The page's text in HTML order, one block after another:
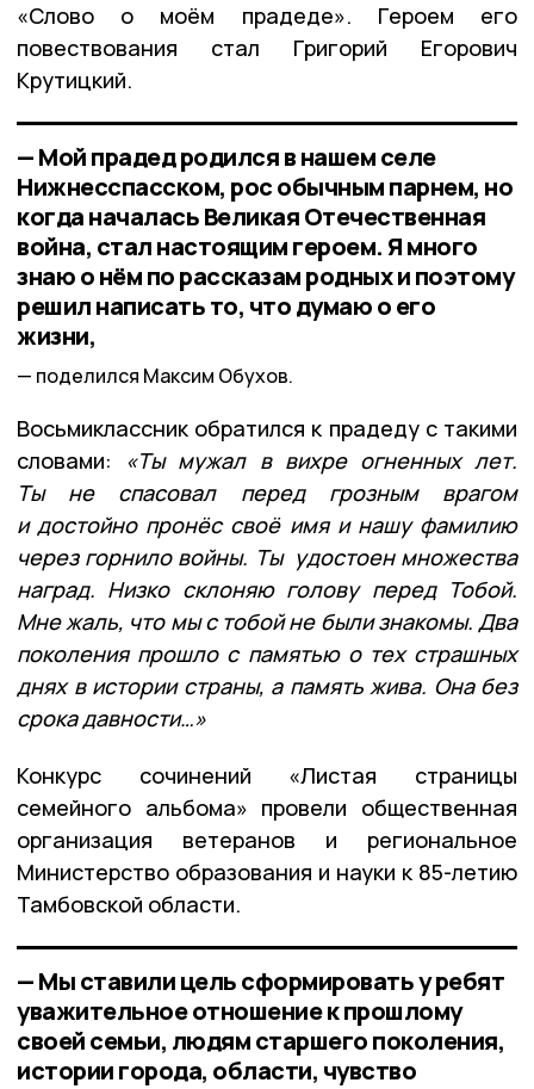
«Слово о моём прадеде». Героем его
повествования стал Григорий Егорович
Крутицкий.
— Мой прадед родился в нашем селе
Нижнесспасском, рос обычным парнем, но
когда началась Великая Отечественная
война, стал настоящим героем. Я много
знаю о нём по рассказам родных и поэтому
решил написать то, что думаю о его
жизни,
поделился Максим Обухов.
Восьмиклассник обратился к прадеду с такими
словами: «Ты мужал в вихре огненных лет.
Ты не спасовал перед грозным врагом
и достойно пронёс своё имя и нашу фамилию
через горнило войны. Ты удостоен множества
наград. Низко склоняю голову перед Тобой.
Мне жаль, что мы с тобой не были знакомы. Два
поколения прошло с памятью о тех страшных
днях в истории страны, а память жива. Она без
срока давности…»
Конкурс сочинений «Листая страницы
семейного альбома» провели общественная
организация ветеранов и региональное
Министерство образования и науки к 85-летию
Тамбовской области.
— Мы ставили цель сформировать у ребят
уважительное отношение к прошлому
своей семьи, людям старшего поколения,
истории города, области, чувство